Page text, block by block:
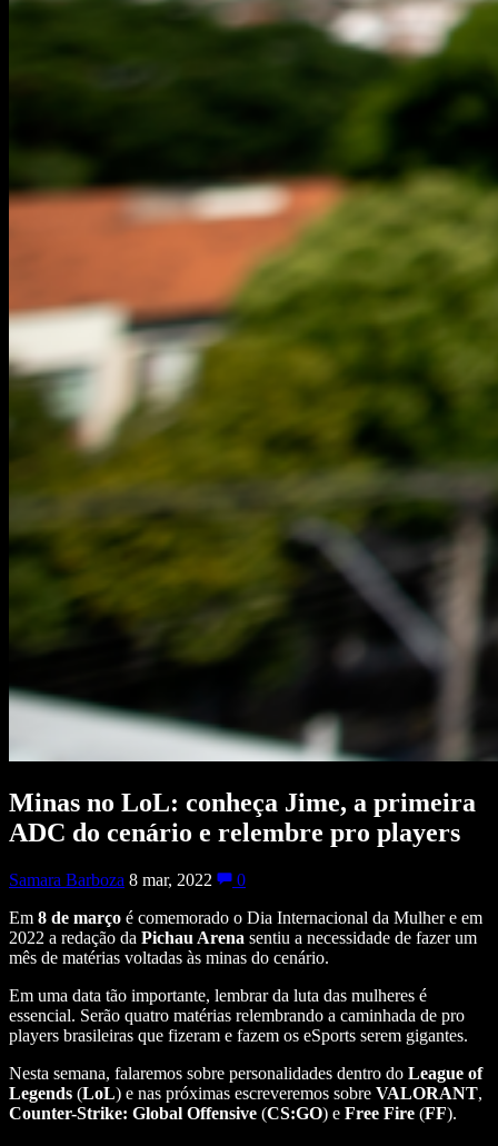
Minas no LoL: conheça Jime, a primeira
ADC do cenário e relembre pro players
Samara Barboza 8 mar, 2022
0
Em 8 de março é comemorado o Dia Internacional da Mulher e em
2022 a redação da Pichau Arena sentiu a necessidade de fazer um
mês de matérias voltadas às minas do cenário.
Em uma data tão importante, lembrar da luta das mulheres é
essencial. Serão quatro matérias relembrando a caminhada de pro
players brasileiras que fizeram e fazem os eSports serem gigantes.
Nesta semana, falaremos sobre personalidades dentro do League of
Legends (LoL) e nas próximas escreveremos sobre VALORANT,
Counter-Strike: Global Offensive (CS:GO) e Free Fire (FF).